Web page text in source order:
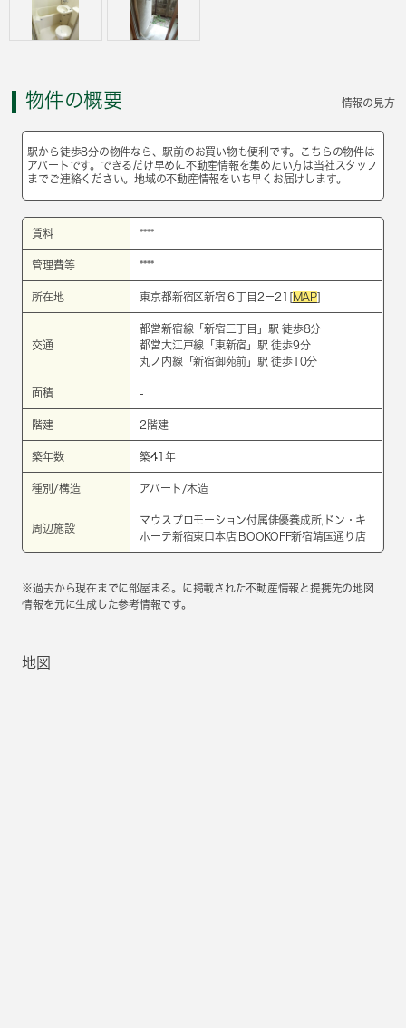
物件の概要 情報の見方
駅から徒歩8分の物件なら、駅前のお買い物も便利です。こちらの物件は
アパートです。できるだけ早めに不動産情報を集めたい方は当社スタッフ
までご連絡ください。地域の不動産情報をいち早くお届けします。
賃料 ****
管理費等 ****
所在地 東京都新宿区新宿６丁目2－21[MAP]
交通
都営新宿線 「新宿三丁目 」駅 徒歩8分
都営大江戸線 「 東新宿 」駅 徒歩9分
丸ノ内線 「新宿御苑前 」駅 徒歩10分
面積 -
階建 2階建
築年数 築41年
種別/構造 アパート/木造
周辺施設
マウスプロモーション付属俳優養成所,ドン・キ
ホーテ新宿東口本店,BOOKOFF新宿靖国通り店
※過去から現在までに部屋まる。に掲載された不動産情報と提携先の地図
情報を元に生成した参考情報です。
地図